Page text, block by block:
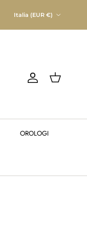
Italia (EUR €)
AccountCarrello
OROLOGI